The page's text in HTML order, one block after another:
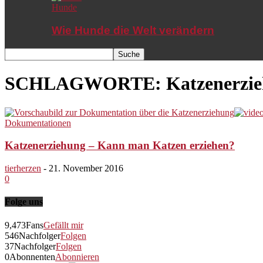
Hunde
Wie Hunde die Welt verändern
SCHLAGWORTE:
Dokumentationen
Katzenerziehung – Kann man Katzen erziehen?
tierherzen - 21. November 2016
0
Folge uns
9,473FansGefällt mir
546NachfolgerFolgen
37NachfolgerFolgen
0AbonnentenAbonnieren